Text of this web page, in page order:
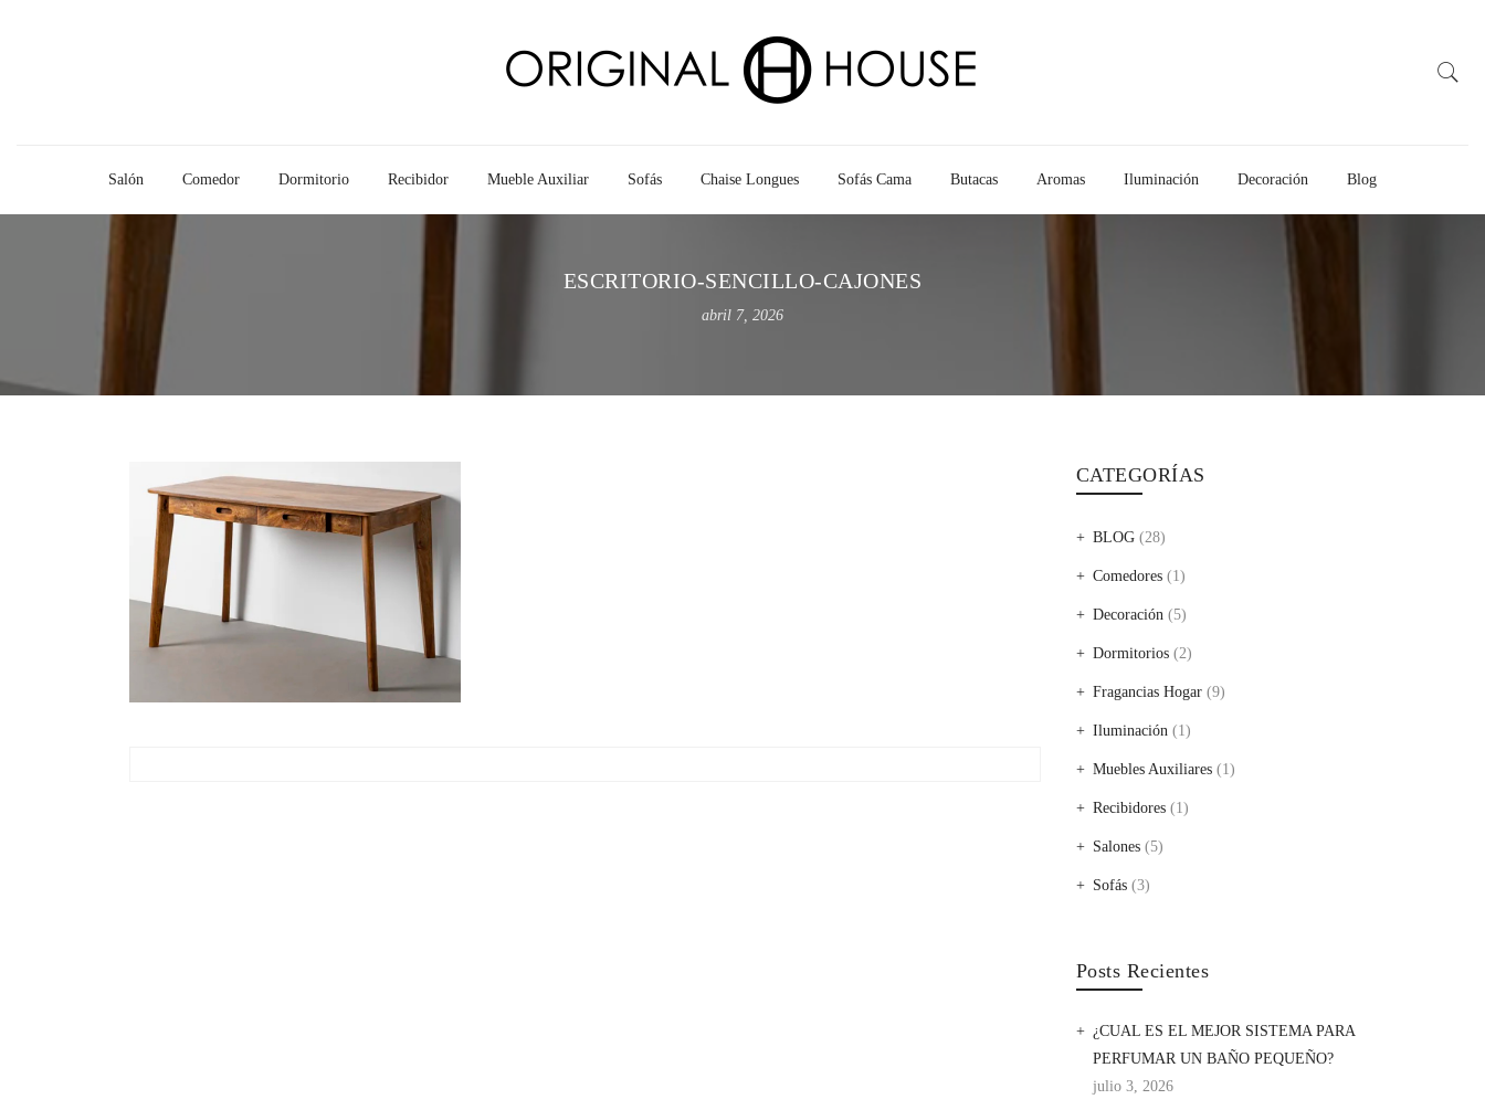
Salón Comedor Dormitorio Recibidor Mueble Auxiliar Sofás Chaise Longues Sofás Cama Butacas Aromas Iluminación Decoración Blog
ESCRITORIO-SENCILLO-CAJONES
abril 7, 2026
CATEGORÍAS
BLOG(28)
Comedores(1)
Decoración(5)
Dormitorios(2)
Fragancias Hogar(9)
Iluminación(1)
Muebles Auxiliares(1)
Recibidores(1)
Salones(5)
Sofás(3)
Posts Recientes
¿CUAL ES EL MEJOR SISTEMA PARA
PERFUMAR UN BAÑO PEQUEÑO?
julio 3, 2026